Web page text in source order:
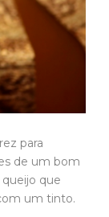
para
de um bom
que
um tinto.